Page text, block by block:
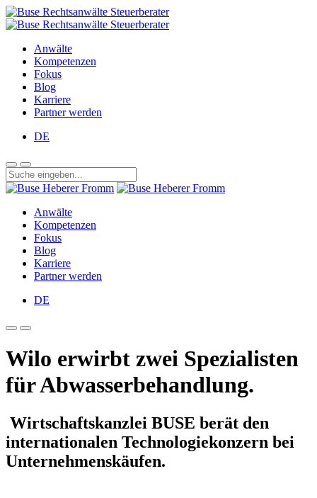
Anwälte
Kompetenzen
Fokus
Blog
Karriere
Partner werden
DE
Anwälte
Kompetenzen
Fokus
Blog
Karriere
Partner werden
DE
Wilo erwirbt zwei Spezialisten
für Abwasserbehandlung.
Wirtschaftskanzlei BUSE berät den
internationalen Technologiekonzern bei
Unternehmenskäufen.